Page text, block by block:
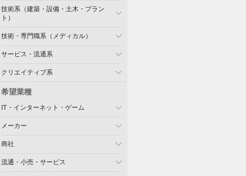
技術系（建築・設備・土木・プラン
ト）
技術・専門職系（メディカル）
サービス・流通系
クリエイティブ系
希望業種
IT・インターネット・ゲーム
メーカー
商社
流通・小売・サービス